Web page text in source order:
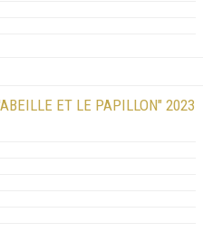
ET LE PAPILLON" 2023